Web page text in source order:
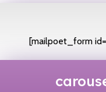
[mailpoet_form